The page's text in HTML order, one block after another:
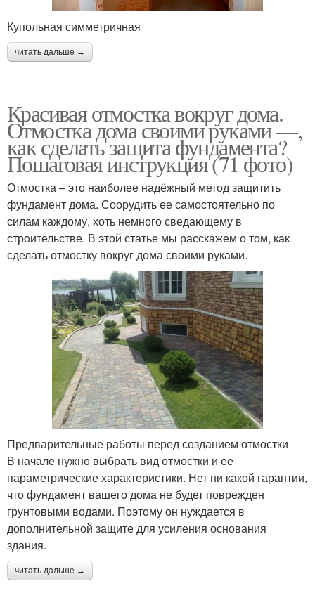
Купольная симметричная
читать дальше →
Красивая отмостка вокруг дома.
Отмостка дома своими руками —,
как сделать защита фундамента?
Пошаговая инструкция (71 фото)
Отмостка – это наиболее надёжный метод защитить
фундамент дома. Соорудить ее самостоятельно по
силам каждому, хоть немного сведающему в
строительстве. В этой статье мы расскажем о том, как
сделать отмостку вокруг дома своими руками.
Предварительные работы перед созданием отмостки
В начале нужно выбрать вид отмостки и ее
параметрические характеристики. Нет ни какой гарантии,
что фундамент вашего дома не будет поврежден
грунтовыми водами. Поэтому он нуждается в
дополнительной защите для усиления основания
здания.
читать дальше →